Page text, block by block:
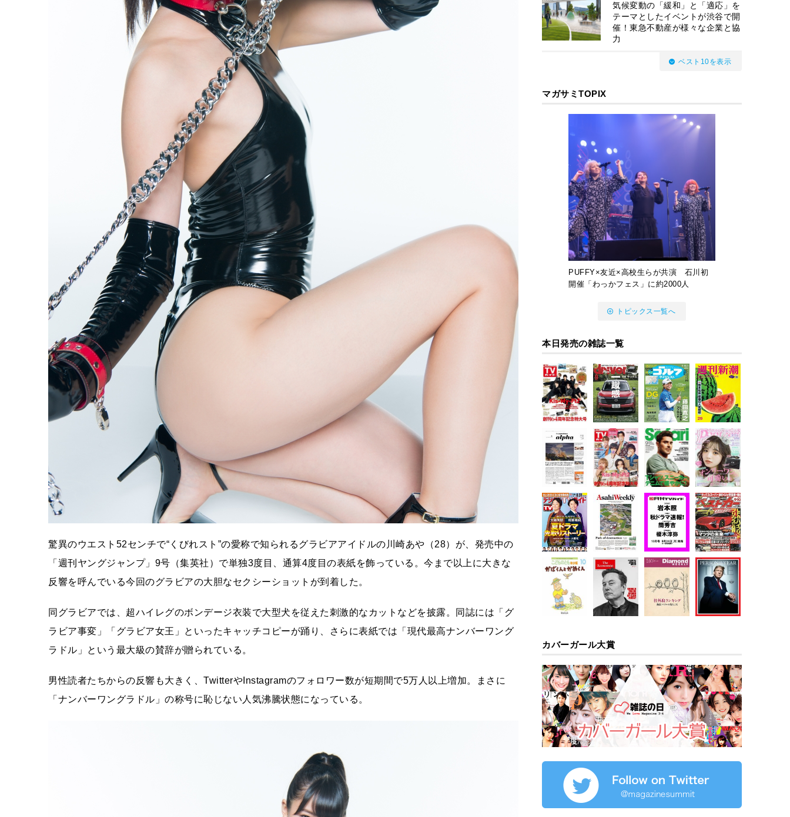
驚異のウエスト52センチで“くびれスト”の愛称で知られるグラビアアイドルの川崎あや（28）が、発売中の
「週刊ヤングジャンプ」9号（集英社）で単独3度目、通算4度目の表紙を飾っている。今まで以上に大きな
反響を呼んでいる今回のグラビアの大胆なセクシーショットが到着した。
同グラビアでは、超ハイレグのボンデージ衣装で大型犬を従えた刺激的なカットなどを披露。同誌には「グ
ラビア事変」「グラビア女王」といったキャッチコピーが踊り、さらに表紙では「現代最高ナンバーワング
ラドル」という最大級の賛辞が贈られている。
男性読者たちからの反響も大きく、TwitterやInstagramのフォロワー数が短期間で5万人以上増加。まさに
「ナンバーワングラドル」の称号に恥じない人気沸騰状態になっている。
気候変動の「緩和」と「適応」を
テーマとしたイベントが渋谷で開
催！東急不動産が様々な企業と協
力
ベスト10を表示
マガサミTOPIX
PUFFY×友近×高校生らが共演 石川初
開催「わっかフェス」に約2000人
トピックス一覧へ
本日発売の雑誌一覧
カバーガール大賞